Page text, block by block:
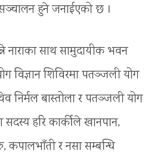
सञ्चालन हुने जनाईएको छ ।
नाराका साथ सामुदायीक भवन
विज्ञान शिविरमा पतञ्जली योग
निर्मल बास्तोला र पतञ्जली योग
हरि कार्कीले खानपान,
कपालभाँती र नसा सम्बन्धि